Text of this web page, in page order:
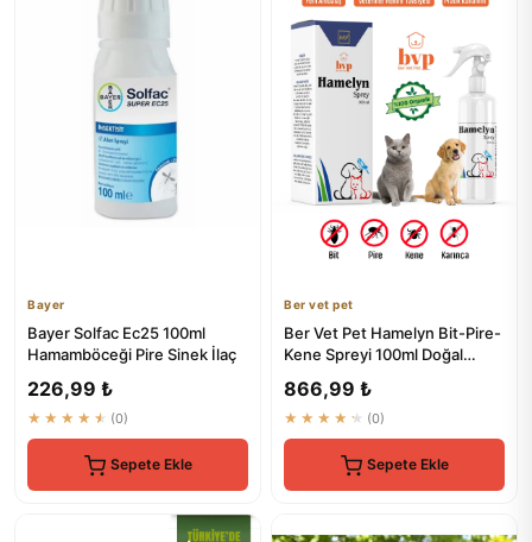
Bayer
Bayer Solfac Ec25 100ml
Hamamböceği Pire Sinek İlaç
226,99 ₺
★★★★★ (0)
Sepete Ekle
Ber vet pet
Ber Vet Pet Hamelyn Bit-Pire-
Kene Spreyi 100ml Doğal
866,99 ₺
★★★★★ (0)
Sepete Ekle